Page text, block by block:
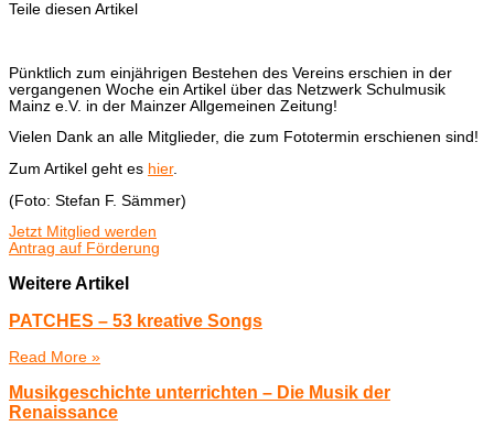
Teile diesen Artikel
Pünktlich zum einjährigen Bestehen des Vereins erschien in der
vergangenen Woche ein Artikel über das Netzwerk Schulmusik
Mainz e.V. in der Mainzer Allgemeinen Zeitung!
Vielen Dank an alle Mitglieder, die zum Fototermin erschienen sind!
Zum Artikel geht es hier.
(Foto: Stefan F. Sämmer)
Jetzt Mitglied werden
Antrag auf Förderung
Weitere Artikel
PATCHES – 53 kreative Songs
Read More »
Musikgeschichte unterrichten – Die Musik der
Renaissance